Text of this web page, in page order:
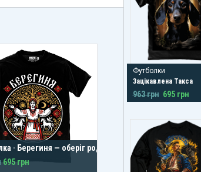
· Берегиня — оберіг роду та
695 грн
Футболки
Зацікавлена Такса
963 грн 695 грн